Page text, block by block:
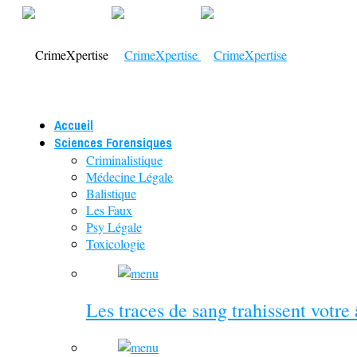
Accueil
Sciences Forensiques
Criminalistique
Médecine Légale
Balistique
Les Faux
Psy Légale
Toxicologie
Les traces de sang trahissent votre